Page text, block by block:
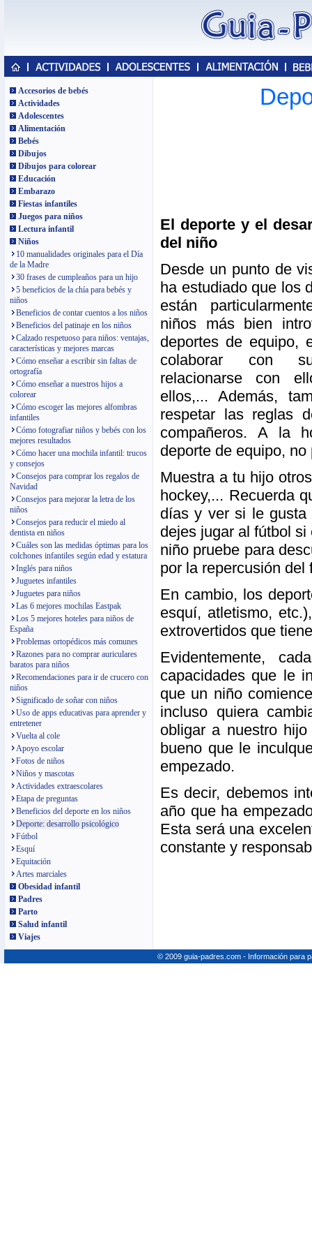
Accesorios de bebés
Actividades
Adolescentes
Alimentación
Bebés
Dibujos
Dibujos para colorear
Educación
Embarazo
Fiestas infantiles
Juegos para niños
Lectura infantil
Niños
10 manualidades originales para el Día
de la Madre
30 frases de cumpleaños para un hijo
5 beneficios de la chía para bebés y
niños
Beneficios de contar cuentos a los niños
Beneficios del patinaje en los niños
Calzado respetuoso para niños: ventajas,
características y mejores marcas
Cómo enseñar a escribir sin faltas de
ortografía
Cómo enseñar a nuestros hijos a
colorear
Cómo escoger las mejores alfombras
infantiles
Cómo fotografiar niños y bebés con los
mejores resultados
Cómo hacer una mochila infantil: trucos
y consejos
Consejos para comprar los regalos de
Navidad
Consejos para mejorar la letra de los
niños
Consejos para reducir el miedo al
dentista en niños
Cuáles son las medidas óptimas para los
colchones infantiles según edad y estatura
Inglés para niños
Juguetes infantiles
Juguetes para niños
Las 6 mejores mochilas Eastpak
Los 5 mejores hoteles para niños de
España
Problemas ortopédicos más comunes
Razones para no comprar auriculares
baratos para niños
Recomendaciones para ir de crucero con
niños
Significado de soñar con niños
Uso de apps educativas para aprender y
entretener
Vuelta al cole
Apoyo escolar
Fotos de niños
Niños y mascotas
Actividades extraescolares
Etapa de preguntas
Beneficios del deporte en los niños
Deporte: desarrollo psicológico
Fútbol
Esquí
Equitación
Artes marciales
Obesidad infantil
Padres
Parto
Salud infantil
Viajes
El deporte y el
del niño
Desde un punto de
ha estudiado que los
están
niños más bien
deportes de equipo,
colaborar con
relacionarse con
ellos,... Además,
respetar las reglas
compañeros. A la
deporte de equipo,
Muestra a tu hijo
hockey,... Recuerda
días y ver si le gusta
dejes jugar al fútbol
niño pruebe para
por la repercusión del
En cambio, los
esquí, atletismo,
extrovertidos que
Evidentemente,
capacidades que le
que un niño
incluso quiera
obligar a nuestro
bueno que le
empezado.
Es decir, debemos
año que ha
Esta será una
constante y
© 2009 guia-padres.com - Información para